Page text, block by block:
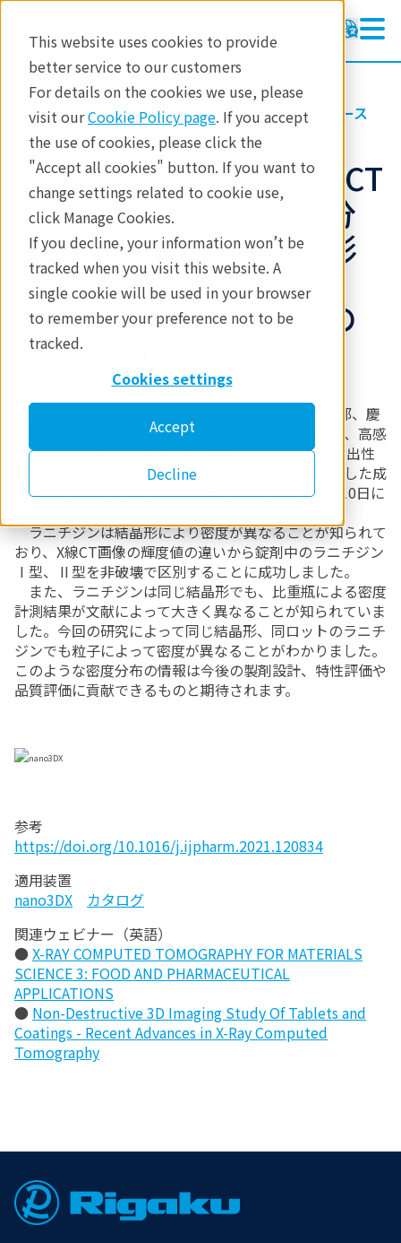
This website uses cookies to provide
better service to our customers
For details on the cookies we use, please
visit ourCookie Policy page. If you accept
the use of cookies, please click the
"Accept all cookies" button. If you want to
change settings related to cookie use,
click Manage Cookies.
If you decline, your information won’t be
tracked when you visit this website. A
single cookie will be used in your browser
to remember your preference not to be
tracked.
Cookies settings
Accept
Decline
リガクについて お知らせ・プレスリリース
【論文掲載】X線顕微鏡CT
による薬剤結晶の密度分
布計測と錠剤内部の多形
識別 ～今後の製剤設計、
特性評価や品質評価への
貢献に期待～
リガクX線研究所は国立医薬食品衛生研究所薬品部、慶
應義塾大学薬学部と共同研究を行い、ラマン顕微鏡、高感
度X線顕微鏡CT nano3DXを用いて品質や安定性、溶出性
さらに吸収性に影響する錠剤内部の薬剤結晶を評価した成
果がInternational Journal of Pharmaceuticsで8月10日に
ラニチジンは結晶形により密度が異なることが知られて
おり、X線CT画像の輝度値の違いから錠剤中のラニチジン
Ⅰ型、Ⅱ型を非破壊で区別することに成功しました。
また、ラニチジンは同じ結晶形でも、比重瓶による密度
計測結果が文献によって大きく異なることが知られていま
した。今回の研究によって同じ結晶形、同ロットのラニチ
ジンでも粒子によって密度が異なることがわかりました。
このような密度分布の情報は今後の製剤設計、特性評価や
品質評価に貢献できるものと期待されます。
参考
https://doi.org/10.1016/j.ijpharm.2021.120834
適用装置
nano3DX
カタログ
関連ウェビナー（英語）
●X-RAY COMPUTED TOMOGRAPHY FOR MATERIALS
SCIENCE 3: FOOD AND PHARMACEUTICAL
APPLICATIONS
● Non-Destructive 3D Imaging Study Of Tablets and
Coatings - Recent Advances in X-Ray Computed
Tomography
Footer